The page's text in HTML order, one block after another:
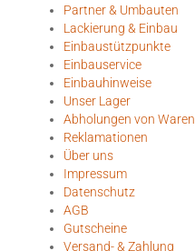
Partner & Umbauten
Lackierung & Einbau
Einbaustützpunkte
Einbauservice
Einbauhinweise
Unser Lager
Abholungen von Waren
Reklamationen
Über uns
Impressum
Datenschutz
AGB
Gutscheine
Versand- & Zahlung